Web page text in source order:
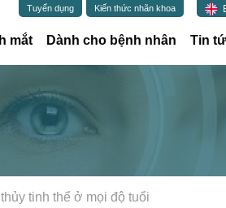
mắt Dành cho bệnh nhân Tin
Tuyển dụng Kiến thức nhãn khoa
tinh thể ở mọi độ tuổi